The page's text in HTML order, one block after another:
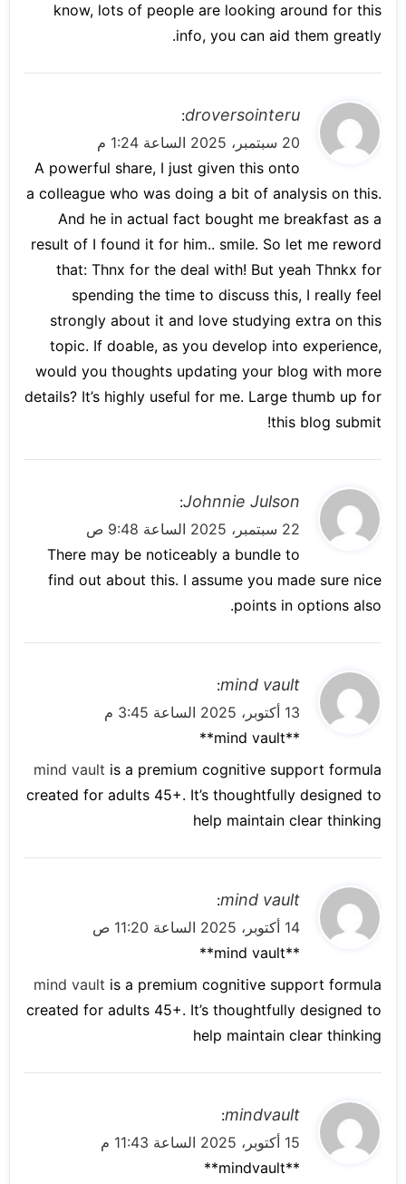
know, lots of people are looking around for this
info, you can aid them greatly.
ي
ق
و
ل
droversointeru
:
20 سبتمبر، 2025 الساعة 1:24 م
A powerful share, I just given this onto
a colleague who was doing a bit of analysis on this.
And he in actual fact bought me breakfast as a
result of I found it for him.. smile. So let me reword
that: Thnx for the deal with! But yeah Thnkx for
spending the time to discuss this, I really feel
strongly about it and love studying extra on this
topic. If doable, as you develop into experience,
would you thoughts updating your blog with more
details? It’s highly useful for me. Large thumb up for
this blog submit!
ي
ق
و
ل
Johnnie Julson
:
22 سبتمبر، 2025 الساعة 9:48 ص
There may be noticeably a bundle to
find out about this. I assume you made sure nice
points in options also.
ي
ق
و
mind vault
:
13 أكتوبر، 2025 الساعة 3:45 م
**mind vault**
mind vault is a premium cognitive support formula
created for adults 45+. It’s thoughtfully designed to
help maintain clear thinking
ي
ق
و
mind vault
:
14 أكتوبر، 2025 الساعة 11:20 ص
**mind vault**
mind vault is a premium cognitive support formula
created for adults 45+. It’s thoughtfully designed to
help maintain clear thinking
ي
ق
و
mindvault
:
15 أكتوبر، 2025 الساعة 11:43 م
** mindvault**